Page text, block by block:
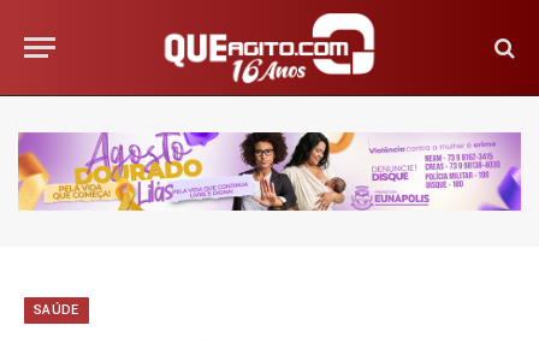
SAÚDE